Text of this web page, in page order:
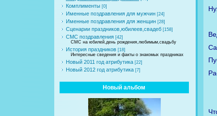
Комплименты [0]
Именные поздравления для мужчин [24]
Именные поздравления для женщин [28]
Сценарии праздников,юбилеев,свадеб [158]
СМС поздравления [42]
СМС на юбилей,день рождения,любимым,свадьбу
История праздников [18]
Интересные сведения и факты о знакомых праздниках
Новый 2011 год атрибутика [22]
Новый 2012 год атрибутика [7]
Новый альбом